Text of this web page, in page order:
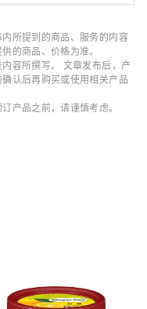
所提到的商品、服务的内容
的商品、价格为准。
容所撰写。 文章发布后，产
认后再购买或使用相关产品
产品之前，请谨慎考虑。